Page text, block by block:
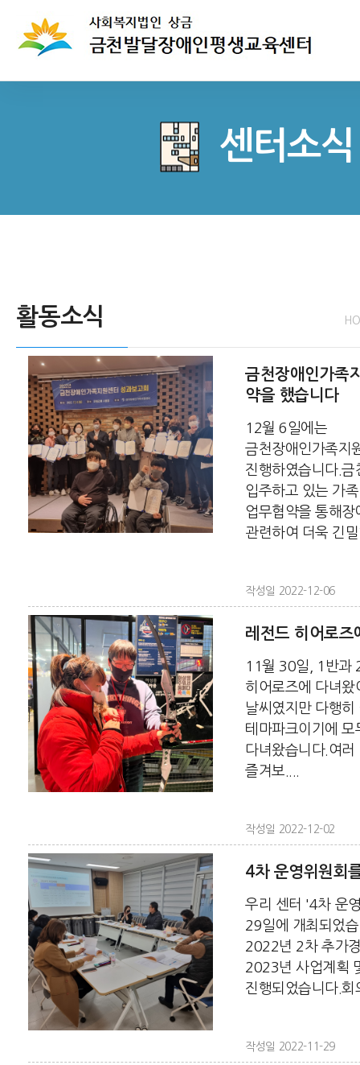
센터소식
활동소식
금천장애인가족
약을 했습니다
12월 6일에는
금천장애인가족지
진행하였습니다.
입주하고 있는 가
업무협약을 통해
관련하여 더욱 긴
작성일 2022-12-06
레전드 히어로즈
11월 30일, 1반과
히어로즈에 다녀
날씨였지만 다행
테마파크이기에 모
다녀왔습니다.여러
즐겨보....
작성일 2022-12-02
4차 운영위원회
우리 센터 '4차 운
29일에 개최되었
2022년 2차 추가
2023년 사업계획
진행되었습니다.
작성일 2022-11-29